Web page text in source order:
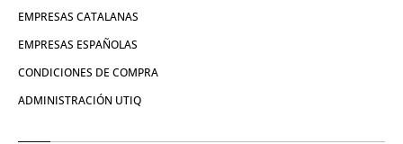
EMPRESAS CATALANAS
EMPRESAS ESPAÑOLAS
CONDICIONES DE COMPRA
ADMINISTRACIÓN UTIQ